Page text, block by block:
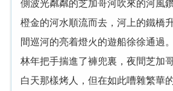
側波光粼粼的芝加哥河吹來的河風
橙金的河水順流而去，河上的鐵橋
間巡河的亮着燈火的遊船徐徐通過。
林年把手揣進了褲兜裏，夜間芝加
白天那樣烤人，但在如此嘈雜繁華